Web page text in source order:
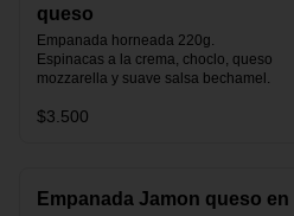
queso
Empanada horneada 220g.
Espinacas a la crema, choclo, queso
mozzarella y suave salsa bechamel.
$3.500
Empanada Jamon queso en